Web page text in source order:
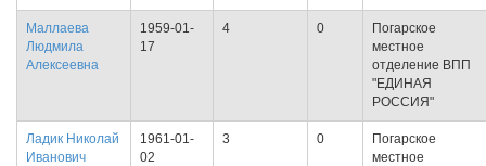
Маллаева
Людмила
Алексеевна
1959-01-
17
4 0
Погарское
местное
отделение ВПП
"ЕДИНАЯ
РОССИЯ"
Ладик Николай
Иванович
1961-01-
02
3 0
Погарское
местное